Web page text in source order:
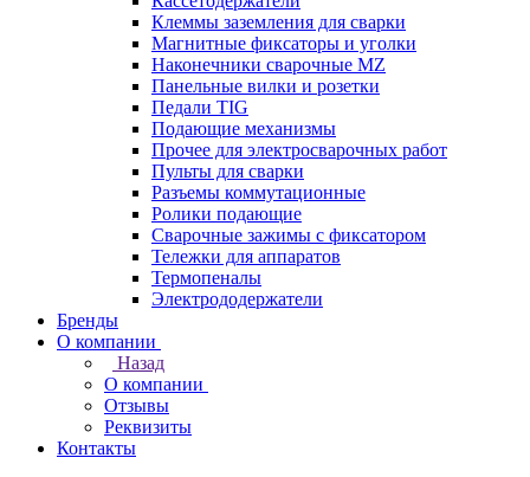
Клеммы заземления для сварки
Магнитные фиксаторы и уголки
Наконечники сварочные MZ
Панельные вилки и розетки
Педали TIG
Подающие механизмы
Прочее для электросварочных работ
Пульты для сварки
Разъемы коммутационные
Ролики подающие
Сварочные зажимы с фиксатором
Тележки для аппаратов
Термопеналы
Электрододержатели
Бренды
О компании
Назад
О компании
Отзывы
Реквизиты
Контакты